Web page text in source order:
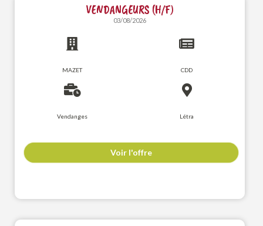
VENDANGEURS (H/F)
03/08/2026
MAZET CDD
Vendanges Létra
Voir l'offre